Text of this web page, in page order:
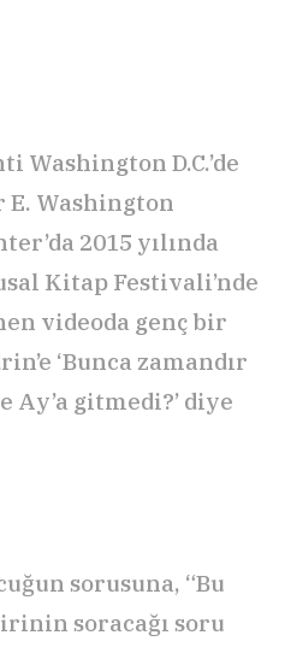
Washington D.C.’de
Washington
2015 yılında
Kitap Festivali’nde
videoda genç bir
‘Bunca zamandır
Ay’a gitmedi?’ diye
sorusuna, “Bu
soracağı soru